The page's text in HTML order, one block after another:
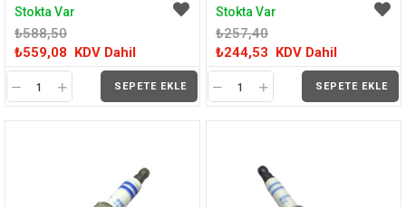
₺588,50
₺559,08 KDV Dahil
SEPETE EKLE
Stokta Var
₺257,40
₺244,53 KDV Dahil
SEPETE EKLE
Stokta Var